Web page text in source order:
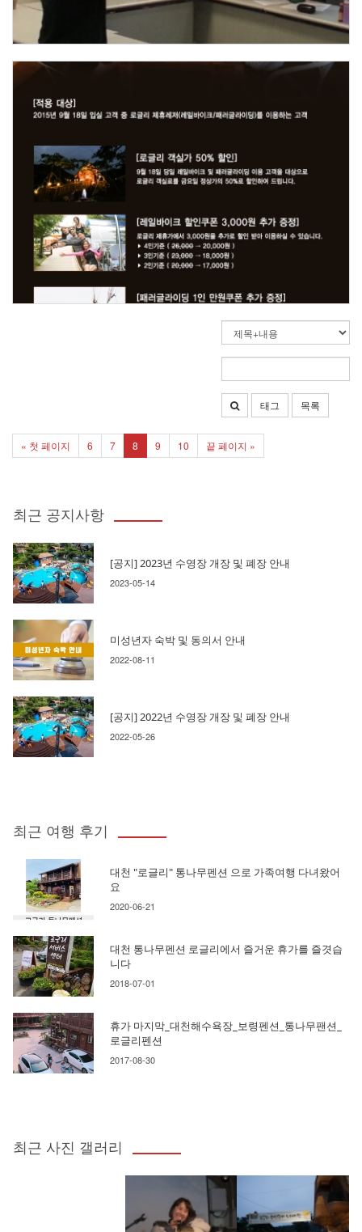
태그 목록
« 첫 페이지 6 7 8 9 10 끝 페이지 »
최근 공지사항
[공지] 2023년 수영장 개장 및 폐장 안내
2023-05-14
미성년자 숙박 및 동의서 안내
2022-08-11
[공지] 2022년 수영장 개장 및 폐장 안내
2022-05-26
최근 여행 후기
대천 "로글리" 통나무펜션 으로 가족여행 다녀왔어
요
2020-06-21
대천 통나무펜션 로글리에서 즐거운 휴가를 즐겻습
니다
2018-07-01
휴가 마지막_대천해수욕장_보령펜션_통나무팬션_
로글리펜션
2017-08-30
최근 사진 갤러리